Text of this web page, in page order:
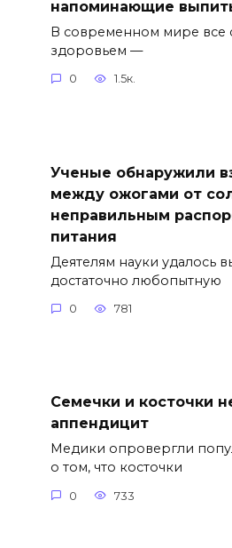
напоминающие
В современном мире все
здоровьем —
0 1.5к.
Ученые обнаружили
между ожогами от
неправильным
питания
Деятелям науки удалось
достаточно любопытную
0 781
Семечки и косточки
аппендицит
Медики опровергли
о том, что косточки
0 733